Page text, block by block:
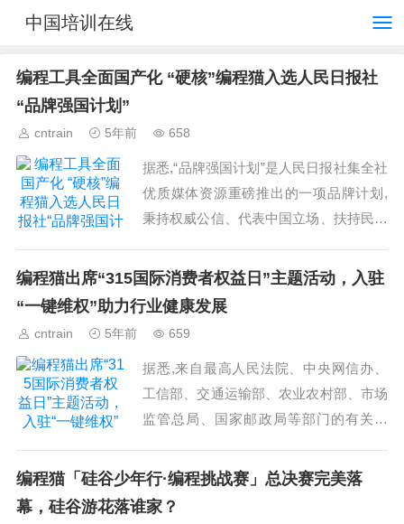
中国培训在线
编程工具全面国产化 “硬核”编程猫入选人民日报社
“品牌强国计划”
cntrain 5年前 658
据悉,“品牌强国计划”是人民日报社集全社
优质媒体资源重磅推出的一项品牌计划,
秉持权威公信、代表中国立场、扶持民族
国品牌享誉全球保驾护航。...
编程猫出席“315国际消费者权益日”主题活动，入驻
“一键维权”助力行业健康发展
cntrain 5年前 659
据悉,来自最高人民法院、中央网信办、
工信部、交通运输部、农业农村部、市场
监管总局、国家邮政局等部门的有关领
专家和律师,有关企业和媒体代表等80余
人参加了活动。...
编程猫「硅谷少年行·编程挑战赛」总决赛完美落
幕，硅谷游花落谁家？